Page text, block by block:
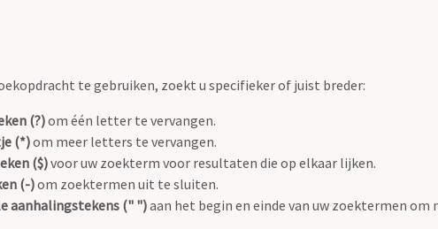
te gebruiken, zoekt u specifieker of juist breder:
(?)om één letter te vervangen.
(*)om meer letters te vervangen.
($)voor uw zoekterm voor resultaten die op elkaar lijken.
(-)om zoektermen uit te sluiten.
aanhalingstekens (" ")aan het begin en einde van uw zoektermen